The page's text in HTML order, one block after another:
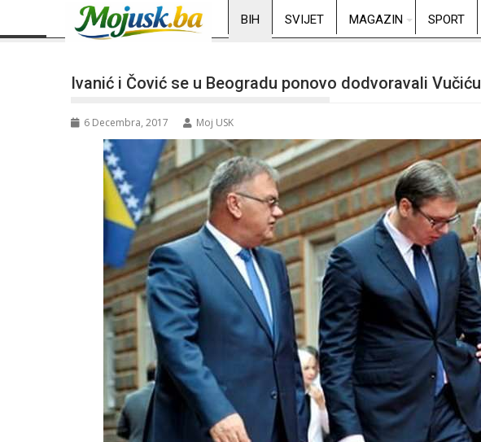
BIH SVIJET MAGAZIN SPORT
Ivanić i Čović se u Beogradu ponovo dodvoravali Vučiću
6 Decembra, 2017 Moj USK